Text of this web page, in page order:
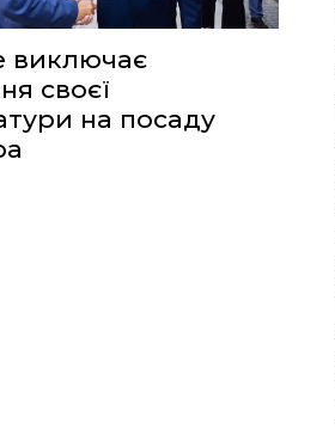
виключає
своєї
на посаду